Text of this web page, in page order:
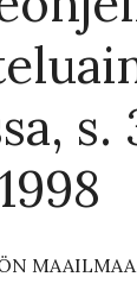
s.
MAAILMAA